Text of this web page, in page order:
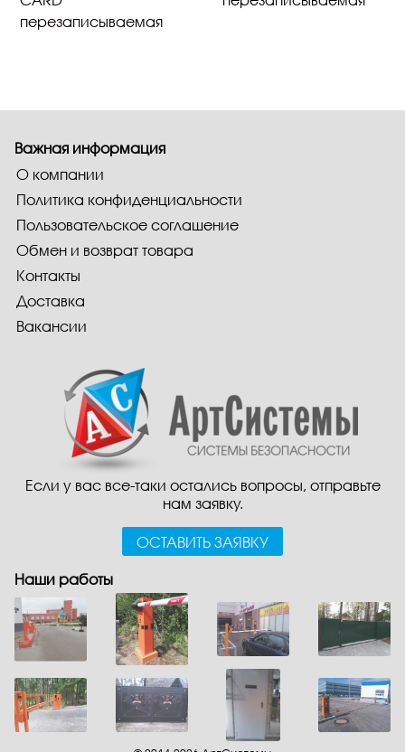
перезаписываемая
Если у вас все-таки остались вопросы, отправьте
нам заявку.
ОСТАВИТЬ ЗАЯВКУ
Важная информация
О компании
Политика конфиденциальности
Пользовательское соглашение
Обмен и возврат товара
Контакты
Доставка
Вакансии
Наши работы